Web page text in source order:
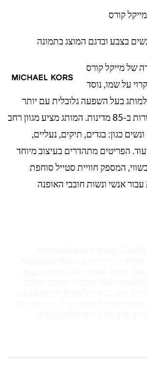
קורס
בצבע ובדגם המוצג בתמונה
של מייקל קורס
על שמו, נוסד
והפך למותג בעל השפעה גלובלית עם יותר
מ-500 חנויות הפזורות ב-85 מדינות. המותג מציע מגוון רחב
כגון: בגדים, תיקים, נעליים,
הפריטים מתהדרים בעיצוב מיוחד
המספק חוויית סטייל סוחפת
אנשי ונשות חובבי האופנה